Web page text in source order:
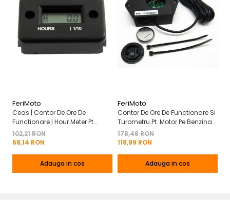
FeriMoto
Ceas | Contor De Ore De
Functionare | Hour Meter Pt.
Motor Pe Benzina 2T | 4T
102,21 RON
68,14 RON
Adauga in cos
FeriMoto
Contor De Ore De Functionare Si
Turometru Pt. Motor Pe Benzina
2T | 4T Cu Capac De Baterie
178,48 RON
118,99 RON
Adauga in cos